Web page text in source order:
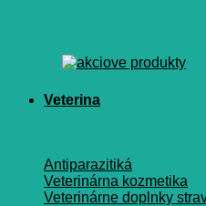
Veterina
Antiparazitiká
Veterinárna kozmetika
Veterinárne doplnky